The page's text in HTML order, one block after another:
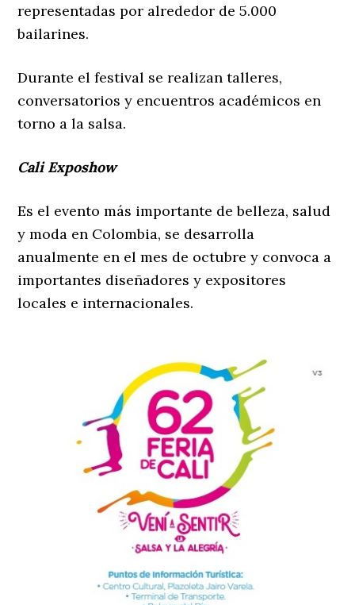
representadas por alrededor de 5.000
bailarines.
Durante el festival se realizan talleres,
conversatorios y encuentros académicos en
torno a la salsa.
Cali Exposhow
Es el evento más importante de belleza, salud
y moda en Colombia, se desarrolla
anualmente en el mes de octubre y convoca a
importantes diseñadores y expositores
locales e internacionales.